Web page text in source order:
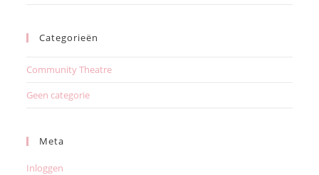
Categorieën
Community Theatre
Geen categorie
Meta
Inloggen